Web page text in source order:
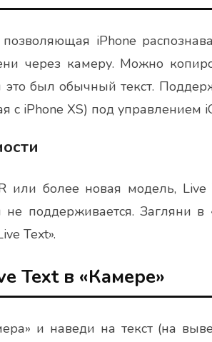
iPhone
через камеру. Можно
был обычный текст.
с iPhone XS) под управлением
или более новая модель, Live
поддерживается. Загляни в
Text».
Text в «Камере»
и наведи на текст (на